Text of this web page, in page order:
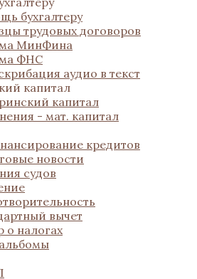
бухгалтеру
трудовых договоров
МинФина
ФНС
аудио в текст
капитал
капитал
- мат. капитал
кредитов
новости
судов
вычет
налогах